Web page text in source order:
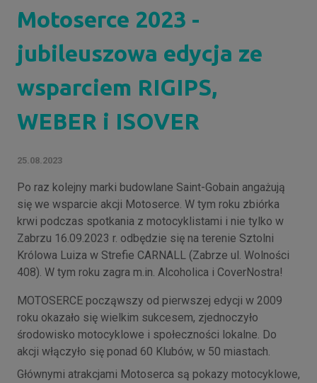
Motoserce 2023 -
jubileuszowa edycja ze
wsparciem RIGIPS,
WEBER i ISOVER
25.08.2023
Po raz kolejny marki budowlane Saint-Gobain angażują
się we wsparcie akcji Motoserce. W tym roku zbiórka
krwi podczas spotkania z motocyklistami i nie tylko w
Zabrzu 16.09.2023 r. odbędzie się na terenie Sztolni
Królowa Luiza w Strefie CARNALL (Zabrze ul. Wolności
408). W tym roku zagra m.in. Alcoholica i CoverNostra!
MOTOSERCE począwszy od pierwszej edycji w 2009
roku okazało się wielkim sukcesem, zjednoczyło
środowisko motocyklowe i społeczności lokalne. Do
akcji włączyło się ponad 60 Klubów, w 50 miastach.
Głównymi atrakcjami Motoserca są pokazy motocyklowe,